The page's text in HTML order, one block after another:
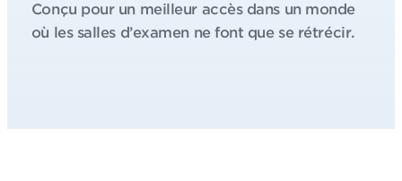
Conçu pour un meilleur accès dans un monde
où les salles d’examen ne font que se rétrécir.